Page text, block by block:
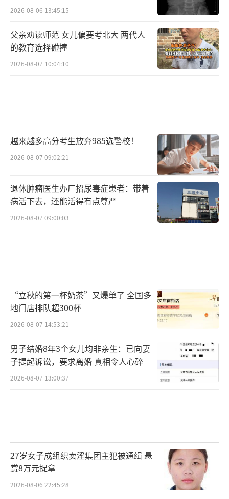
2026-08-06 13:45:15
父亲劝读师范 女儿偏要考北大 两代人
的教育选择碰撞
2026-08-07 10:04:10
越来越多高分考生放弃985选警校！
2026-08-07 09:02:21
退休肿瘤医生办厂招尿毒症患者：带着
病活下去，还能活得有点尊严
2026-08-07 09:00:03
“立秋的第一杯奶茶”又爆单了 全国多
地门店排队超300杯
2026-08-07 14:53:21
男子结婚8年3个女儿均非亲生：已向妻
子提起诉讼，要求离婚 真相令人心碎
2026-08-07 13:00:37
27岁女子成组织卖淫集团主犯被通缉 悬
赏8万元捉拿
2026-08-06 22:45:28